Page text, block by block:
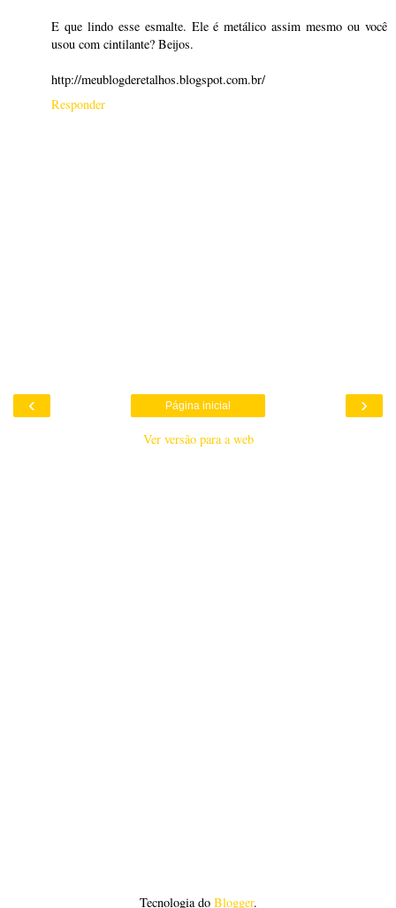
E que lindo esse esmalte. Ele é metálico assim mesmo ou você
usou com cintilante? Beijos.
http://meublogderetalhos.blogspot.com.br/
Responder
‹ ›
Página inicial
Ver versão para a web
Tecnologia do Blogger.